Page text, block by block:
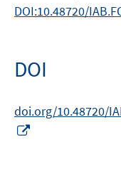
DOI:10.48720/
DOI
doi.org/10.48720/